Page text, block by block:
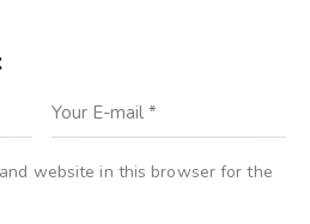
website in this browser for the